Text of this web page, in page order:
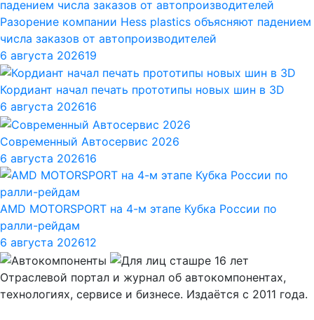
Разорение компании Hess plastics объясняют падением
числа заказов от автопроизводителей
6 августа 202619
Кордиант начал печать прототипы новых шин в 3D
6 августа 202616
Современный Автосервис 2026
6 августа 202616
AMD MOTORSPORT на 4-м этапе Кубка России по
ралли-рейдам
6 августа 202612
Отраслевой портал и журнал об автокомпонентах,
технологиях, сервисе и бизнесе. Издаётся с 2011 года.